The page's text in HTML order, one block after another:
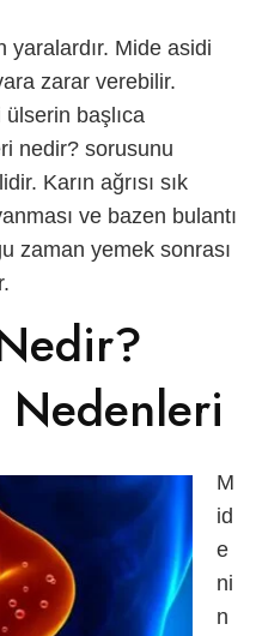
yaralardır. Mide asidi
zarar verebilir.
başlıca
nedir? sorusunu
Karın ağrısı sık
ve bazen bulantı
zaman yemek sonrası
M
id
e
ni
n